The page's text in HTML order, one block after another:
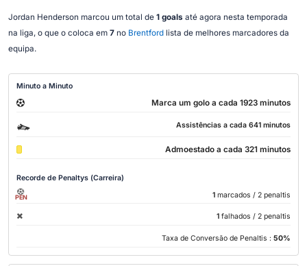
Jordan Henderson marcou um total de 1 goals até agora nesta temporada
na liga, o que o coloca em 7 no Brentfordlista de melhores marcadores da
equipa.
Minuto a Minuto
Marca um golo a cada 1923 minutos
Assistências a cada 641 minutos
Admoestado a cada 321 minutos
Recorde de Penaltys (Carreira)
PEN 1 marcados / 2 penaltis
1 falhados / 2 penaltis
Taxa de Conversão de Penaltis : 50%